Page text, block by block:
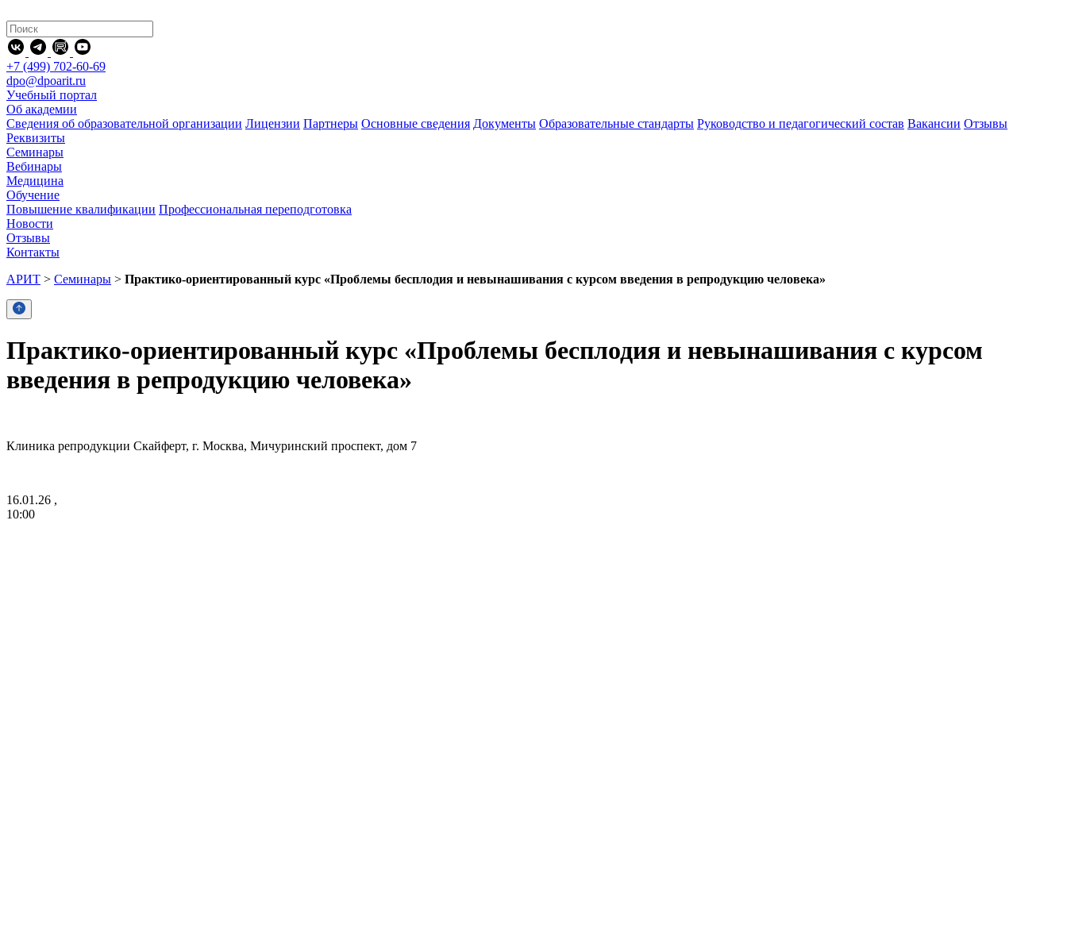
+7 (499) 702-60-69
dpo@dpoarit.ru
Учебный портал
Об академии
Сведения об образовательной организации Лицензии Партнеры Основные сведения Документы Образовательные стандарты Руководство и педагогический состав Вакансии Отзывы
Реквизиты
Семинары
Вебинары
Медицина
Обучение
Повышение квалификации Профессиональная переподготовка
Новости
Отзывы
Контакты
АРИТ > Семинары > Практико-ориентированный курс «Проблемы бесплодия и невынашивания с курсом введения в репродукцию человека»
Практико-ориентированный курс «Проблемы бесплодия и невынашивания с курсом
введения в репродукцию человека»
Клиника репродукции Скайферт, г. Москва, Мичуринский проспект, дом 7
16.01.26 ,
10:00